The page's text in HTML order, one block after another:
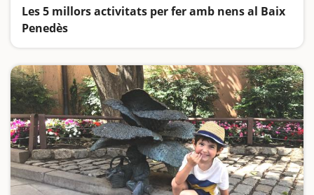
Les 5 millors activitats per fer amb nens al Baix
Penedès